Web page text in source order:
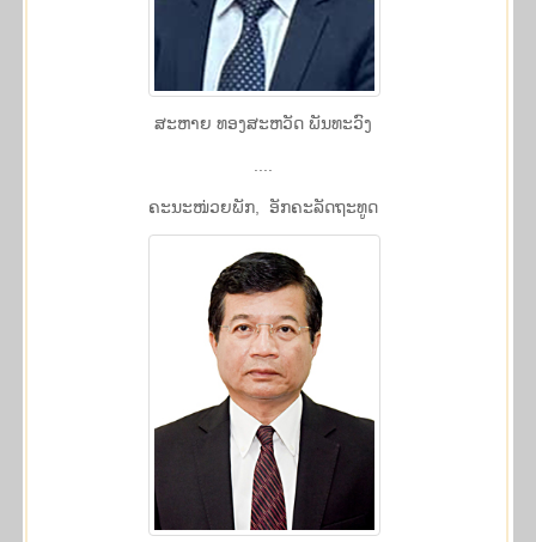
ສະຫາຍ ທອງສະຫວັດ ພັນທະວົງ
​ຄະ​ນະ​ໜ່ວຍ​ພັກ, ​ອັກ​ຄະ​ລັດ​ຖະ​ທູດ